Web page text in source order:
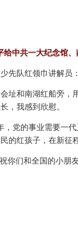
给中共一大纪念馆
先队红领巾讲解员
址和南湖红船旁
，我感到欣慰。
，党的事业需要一
的红孩子，在新征
你们和全国的小朋